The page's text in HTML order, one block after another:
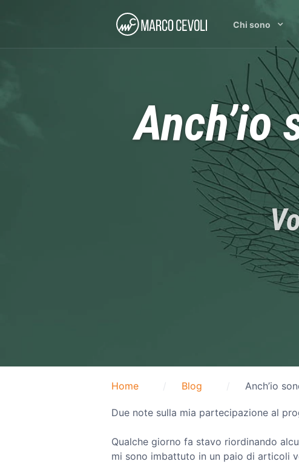
Chi sono
Home Blog Anch’io
Due note sulla mia partecipazione al
Qualche giorno fa stavo riordinando
mi sono imbattuto in un paio di articoli